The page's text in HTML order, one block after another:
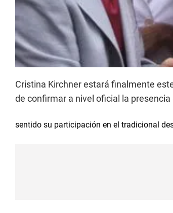
Cristina Kirchner estará finalmente
de confirmar a nivel oficial la
sentido su participación en el tradicional